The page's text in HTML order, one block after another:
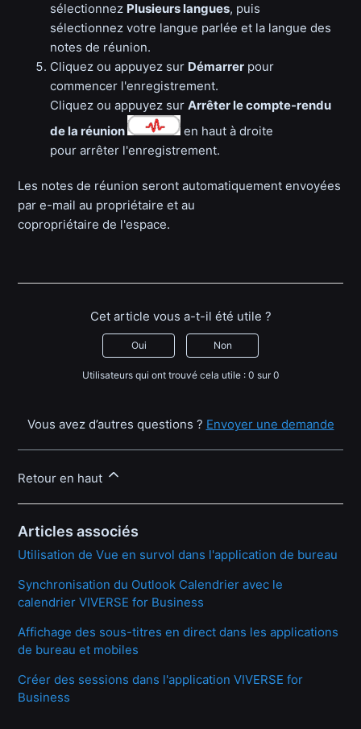
sélectionnez Plusieurs langues, puis
sélectionnez votre langue parlée et la langue des
notes de réunion.
Cliquez ou appuyez sur Démarrer pour
commencer l'enregistrement.
Cliquez ou appuyez surArrêter le compte-rendu
de la réunion
en haut à droite
pour arrêter l'enregistrement.
Les notes de réunion seront automatiquement envoyées
par e-mail au propriétaire et au
copropriétaire de l'espace.
Cet article vous a-t-il été utile ?
Oui Non
Utilisateurs qui ont trouvé cela utile : 0 sur 0
Vous avez d’autres questions ? Envoyer une demande
Retour en haut
Articles associés
Utilisation de Vue en survol dans l'application de bureau
Synchronisation du Outlook Calendrier avec le
calendrier VIVERSE for Business
Affichage des sous-titres en direct dans les applications
de bureau et mobiles
Créer des sessions dans l'application VIVERSE for
Business